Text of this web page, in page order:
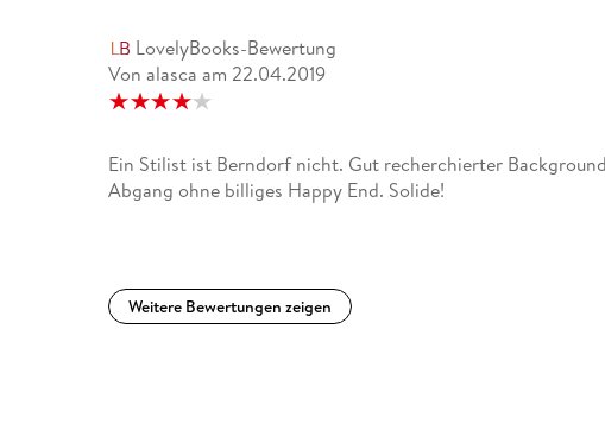
LovelyBooks-Bewertung
Von alasca am 22.04.2019
Ein Stilist ist Berndorf nicht. Gut recherchierter
Abgang ohne billiges Happy End. Solide!
Weitere Bewertungen zeigen